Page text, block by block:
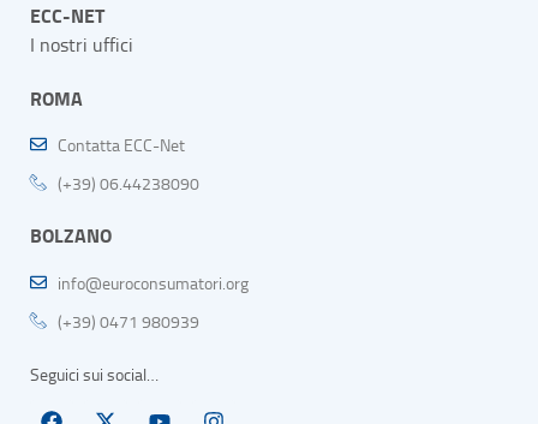
ECC-NET
I nostri uffici
ROMA
Contatta ECC-Net
(+39) 06.44238090
BOLZANO
info@euroconsumatori.org
(+39) 0471 980939
Seguici sui social…